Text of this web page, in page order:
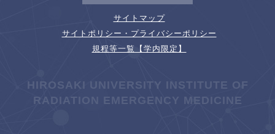
サイトマップ
サイトポリシー・プライバシーポリシー
規程等一覧【学内限定】
HIROSAKI UNIVERSITY INSTITUTE OF
RADIATION EMERGENCY MEDICINE